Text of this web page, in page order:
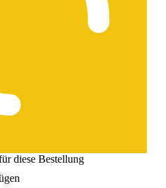
diese Bestellung